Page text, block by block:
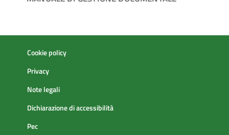
Cookie policy
Privacy
Note legali
Dichiarazione di accessibilità
Pec